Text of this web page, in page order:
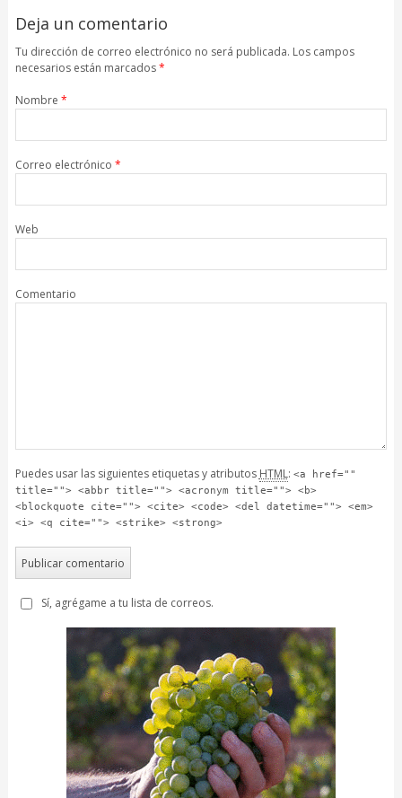
Deja un comentario
Tu dirección de correo electrónico no será publicada. Los campos
necesarios están marcados*
Nombre *
Correo electrónico *
Web
Comentario
Puedes usar las siguientes etiquetas y atributos HTML: <a href=""
title=""> <abbr title=""> <acronym title=""> <b>
<blockquote cite=""> <cite> <code> <del datetime=""> <em>
<i> <q cite=""> <strike> <strong>
Sí, agrégame a tu lista de correos.